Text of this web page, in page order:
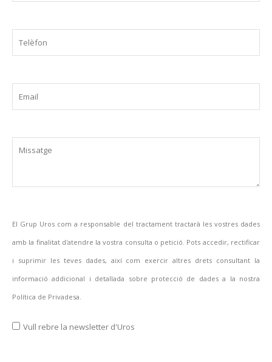
El Grup Uros com a responsable del tractament tractarà les vostres dades
amb la finalitat d'atendre la vostra consulta o petició. Pots accedir, rectificar
i suprimir les teves dades, així com exercir altres drets consultant la
informació addicional i detallada sobre protecció de dades a la nostra
Política de Privadesa.
Vull rebre la newsletter d'Uros